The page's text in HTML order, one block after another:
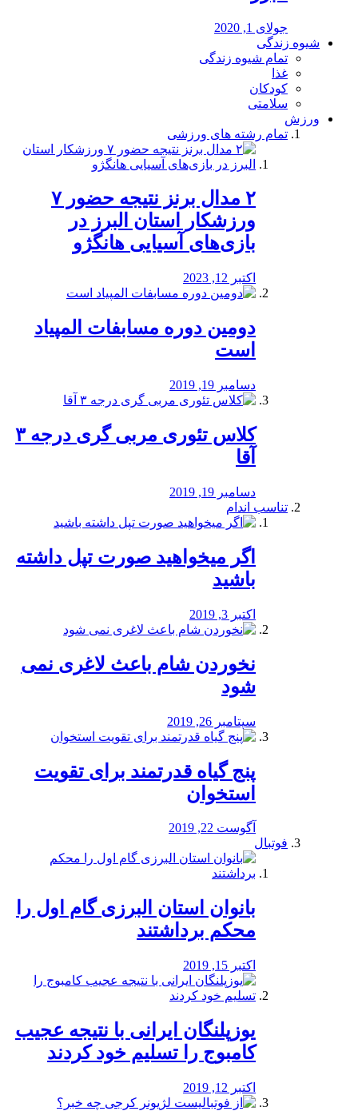
جولای 1, 2020
شیوه زندگی
تمام شیوه زندگی
غذا
کودکان
سلامتی
ورزش
تمام رشته های ورزشی
۲ مدال برنز نتیجه حضور ۷
ورزشکار استان البرز در
بازی‌های آسیایی هانگژو
اکتبر 12, 2023
دومین دوره مسابفات المپیاد
است
دسامبر 19, 2019
کلاس تئوری مربی گری درجه ۳
آقا
دسامبر 19, 2019
تناسب اندام
اگر میخواهید صورت تپل داشته
باشید
اکتبر 3, 2019
نخوردن شام باعث لاغری نمی
‌شود
سپتامبر 26, 2019
پنج گیاه قدرتمند برای تقویت
استخوان
آگوست 22, 2019
فوتبال
بانوان استان البرزی گام اول را
محكم برداشتند
اکتبر 15, 2019
یوزپلنگان ایرانی با نتیجه عجیب
کامبوج را تسلیم خود کردند
اکتبر 12, 2019